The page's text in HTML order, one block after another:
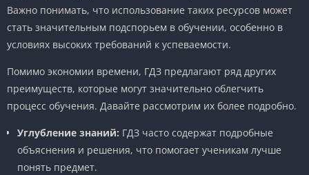
Важно понимать, что использование таких ресурсов может
стать значительным подспорьем в обучении, особенно в
условиях высоких требований к успеваемости.
Помимо экономии времени, ГДЗ предлагают ряд других
преимуществ, которые могут значительно облегчить
процесс обучения. Давайте рассмотрим их более подробно.
Углубление знаний: ГДЗ часто содержат подробные
объяснения и решения, что помогает ученикам лучше
понять предмет.